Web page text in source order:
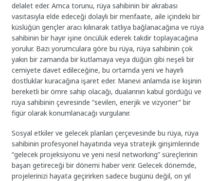
delalet eder. Amca torunu, rüya sahibinin bir akrabası
vasıtasıyla elde edeceği dolaylı bir menfaate, aile içindeki bir
küslüğün gençler aracı kılınarak tatlıya bağlanacağına ve rüya
sahibinin bir hayır işine öncülük ederek takdir toplayacağına
yorulur. Bazı yorumculara göre bu rüya, rüya sahibinin çok
yakın bir zamanda bir kutlamaya veya düğün gibi neşeli bir
cemiyete davet edileceğine, bu ortamda yeni ve hayırlı
dostluklar kuracağına işaret eder. Manevi anlamda ise kişinin
bereketli bir ömre sahip olacağı, dualarının kabul gördüğü ve
rüya sahibinin çevresinde “sevilen, enerjik ve vizyoner” bir
figür olarak konumlanacağı vurgulanır.
Sosyal etkiler ve gelecek planları çerçevesinde bu rüya, rüya
sahibinin profesyonel hayatında veya stratejik girişimlerinde
“gelecek projeksiyonu ve yeni nesil networking” süreçlerinin
başarı getireceği bir dönemi haber verir. Gelecek dönemde,
projelerinizi hayata geçirirken sadece bugünü değil, on yıl